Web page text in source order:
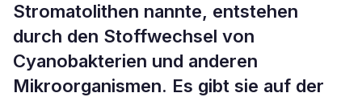
Stromatolithen nannte, entstehen
durch den Stoffwechsel von
Cyanobakterien und anderen
Mikroorganismen. Es gibt sie auf der